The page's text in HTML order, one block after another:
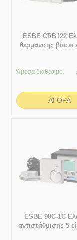
ESBE CRB122
θέρμανσης βάσει
Άμεσα διαθέσιμο
ΑΓΟΡΆ
ESBE 90C-1C
αντιστάθμισης 5